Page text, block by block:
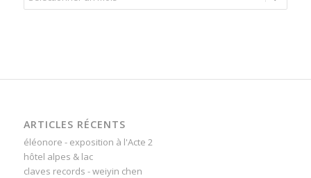
ARTICLES RÉCENTS
éléonore - exposition à l'Acte 2
hôtel alpes & lac
claves records - weiyin chen